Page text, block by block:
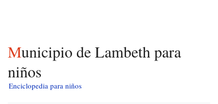
Municipio de Lambeth para
niños
Enciclopedia para niños